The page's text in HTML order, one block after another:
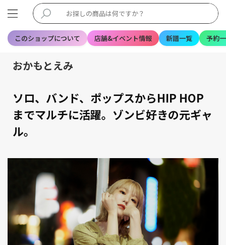
このショップについて 店舗&イベント情報 新譜一覧 予約
おかもとえみ
ソロ、バンド、ポップスからHIP HOP
までマルチに活躍。ゾンビ好きの元ギャ
ル。